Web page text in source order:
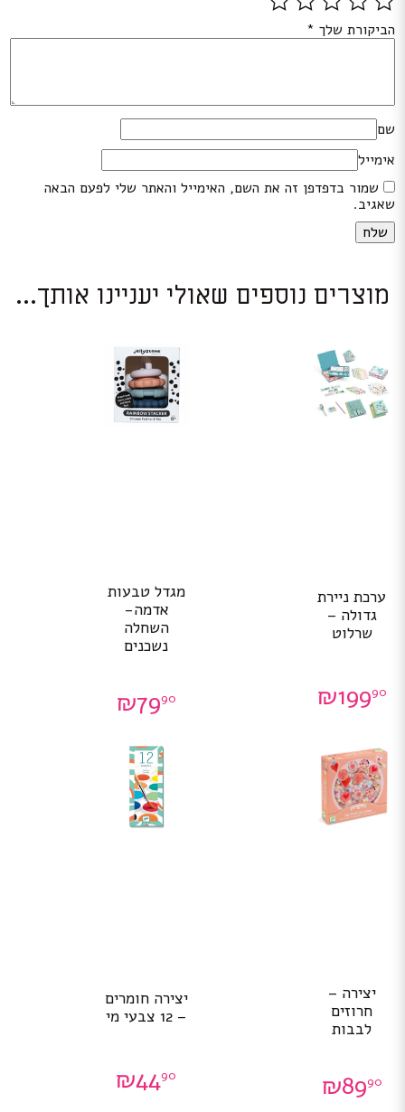
הביקורת שלך *
שם
אימייל
שמור בדפדפן זה את השם, האימייל והאתר שלי לפעם הבאה
שאגיב.
מוצרים נוספים שאולי יעניינו אותך...
ערכת ניירת
גדולה –
שרלוט
₪19990
מגדל טבעות
אדמה-
השחלה
נשכנים
₪7990
יצירה –
חרוזים
לבבות
₪8990
יצירה חומרים
– 12 צבעי מי
₪4490